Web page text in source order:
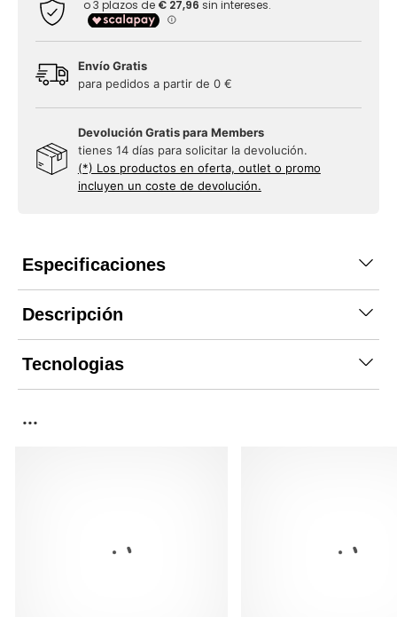
Envío Gratis
para pedidos a partir de 0 €
Devolución Gratis para Members
tienes 14 días para solicitar la devolución.
(*) Los productos en oferta, outlet o promo
incluyen un coste de devolución.
Especificaciones
Descripción
Tecnologias
...